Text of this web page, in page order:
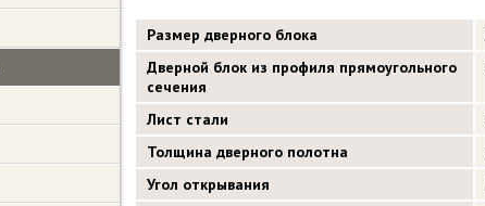
Размер дверного блока
Дверной блок из профиля прямоугольного
сечения
Лист стали
Толщина дверного полотна
Угол открывания